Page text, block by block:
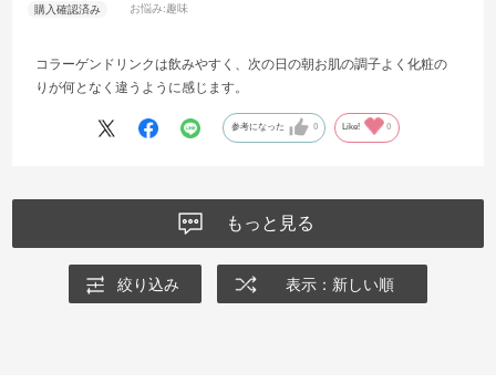
お悩み:趣味
コラーゲンドリンクは飲みやすく、次の日の朝お肌の調子よく化粧の
りが何となく違うように感じます。
参考になった 0 Like! 0
もっと見る
絞り込み 表示：新しい順